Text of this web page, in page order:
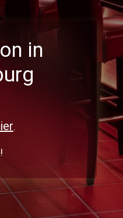
in
.